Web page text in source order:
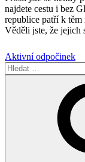
najdete cestu i bez
republice patří k těm
Věděli jste, že jejich
Aktivní odpočinek
Hledat: